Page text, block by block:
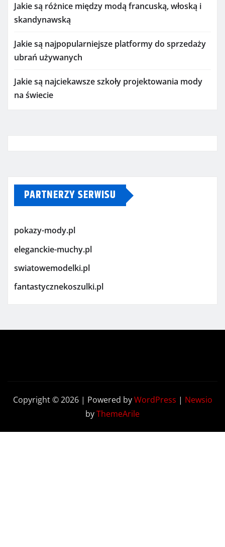
Jakie są różnice między modą francuską, włoską i
skandynawską
Jakie są najpopularniejsze platformy do sprzedaży
ubrań używanych
Jakie są najciekawsze szkoły projektowania mody
na świecie
PARTNERZY SERWISU
pokazy-mody.pl
eleganckie-muchy.pl
swiatowemodelki.pl
fantastycznekoszulki.pl
Copyright © 2026 | Powered byWordPress | Newsio
byThemeArile